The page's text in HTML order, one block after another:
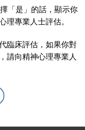
「是」的話，顯示你
理專業人士評估。
臨床評估，如果你對
請向精神心理專業人